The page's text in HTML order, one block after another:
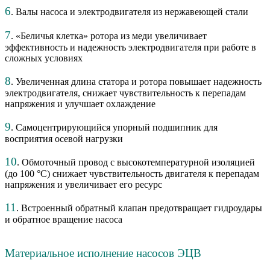
6. Валы насоса и электродвигателя из нержавеющей стали
7. «Беличья клетка» ротора из меди увеличивает
эффективность и надежность электродвигателя при работе в
сложных условиях
8. Увеличенная длина статора и ротора повышает надежность
электродвигателя, снижает чувствительность к перепадам
напряжения и улучшает охлаждение
9. Самоцентрирующийся упорный подшипник для
восприятия осевой нагрузки
10. Обмоточный провод с высокотемпературной изоляцией
(до 100 °С) снижает чувствительность двигателя к перепадам
напряжения и увеличивает его ресурс
11 . Встроенный обратный клапан предотвращает гидроудары
и обратное вращение насоса
Материальное исполнение насосов ЭЦВ